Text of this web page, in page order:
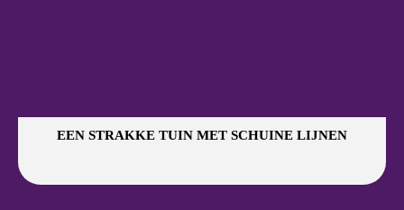
EEN STRAKKE TUIN MET SCHUINE LIJNEN